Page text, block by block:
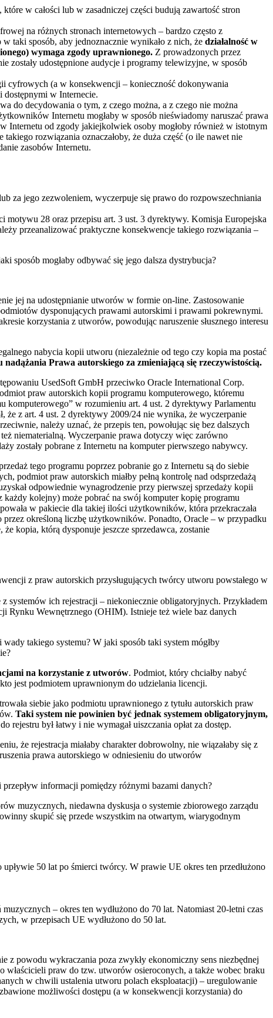
które w całości lub w zasadniczej części budują zawartość stron
na różnych stronach internetowych – bardzo często z
taki sposób, aby jednoznacznie wynikało z nich, że działalność w
wymaga zgody uprawnionego. Z prowadzonych przez
zostały udostępnione audycje i programy telewizyjne, w sposób
cyfrowych (a w konsekwencji – konieczność dokonywania
w Internecie.
do decydowania o tym, z czego można, a z czego nie można
Internetu mogłaby w sposób nieświadomy naruszać prawa
Internetu od zgody jakiejkolwiek osoby mogłoby również w istotnym
rozwiązania oznaczałoby, że duża część (o ile nawet nie
zasobów Internetu.
za jego zezwoleniem, wyczerpuje się prawo do rozpowszechniania
motywu 28 oraz przepisu art. 3 ust. 3 dyrektywy. Komisja Europejska
przeanalizować praktyczne konsekwencje takiego rozwiązania –
sposób mogłaby odbywać się jego dalsza dystrybucja?
jej na udostępnianie utworów w formie on-line. Zastosowanie
dysponujących prawami autorskimi i prawami pokrewnymi.
korzystania z utworów, powodując naruszenie słusznego interesu
nabycia kopii utworu (niezależnie od tego czy kopia ma postać
Prawa autorskiego za zmieniającą się rzeczywistością.
UsedSoft GmbH przeciwko Oracle International Corp.
praw autorskich kopii programu komputerowego, któremu
komputerowego” w rozumieniu art. 4 ust. 2 dyrektywy Parlamentu
że z art. 4 ust. 2 dyrektywy 2009/24 nie wynika, że wyczerpanie
należy uznać, że przepis ten, powołując się bez dalszych
niematerialną. Wyczerpanie prawa dotyczy więc zarówno
zostały pobrane z Internetu na komputer pierwszego nabywcy.
tego programu poprzez pobranie go z Internetu są do siebie
podmiot praw autorskich miałby pełną kontrolę nad odsprzedażą
odpowiednie wynagrodzenie przy pierwszej sprzedaży kopii
kolejny) może pobrać na swój komputer kopię programu
w pakiecie dla takiej ilości użytkowników, która przekraczała
określoną liczbę użytkowników. Ponadto, Oracle – w przypadku
kopia, którą dysponuje jeszcze sprzedawca, zostanie
z praw autorskich przysługujących twórcy utworu powstałego w
systemów ich rejestracji – niekoniecznie obligatoryjnych. Przykładem
Rynku Wewnętrznego (OHIM). Istnieje też wiele baz danych
takiego systemu? W jaki sposób taki system mógłby
na korzystanie z utworów. Podmiot, który chciałby nabyć
jest podmiotem uprawnionym do udzielania licencji.
siebie jako podmiotu uprawnionego z tytułu autorskich praw
Taki system nie powinien być jednak systemem obligatoryjnym,
rejestru był łatwy i nie wymagał uiszczania opłat za dostęp.
że rejestracja miałaby charakter dobrowolny, nie wiązałaby się z
prawa autorskiego w odniesieniu do utworów
informacji pomiędzy różnymi bazami danych?
muzycznych, niedawna dyskusja o systemie zbiorowego zarządu
skupić się przede wszystkim na otwartym, wiarygodnym
50 lat po śmierci twórcy. W prawie UE okres ten przedłużono
– okres ten wydłużono do 70 lat. Natomiast 20-letni czas
w przepisach UE wydłużono do 50 lat.
z powodu wykraczania poza zwykły ekonomiczny sens niezbędnej
praw do tzw. utworów osieroconych, a także wobec braku
w chwili ustalenia utworu polach eksploatacji) – uregulowanie
możliwości dostępu (a w konsekwencji korzystania) do